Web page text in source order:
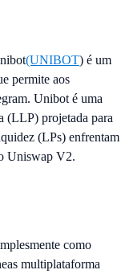
(UNIBOT) é um
permite aos
Unibot é uma
(LLP) projetada para
(LPs) enfrentam
Uniswap V2.
como
multiplataforma